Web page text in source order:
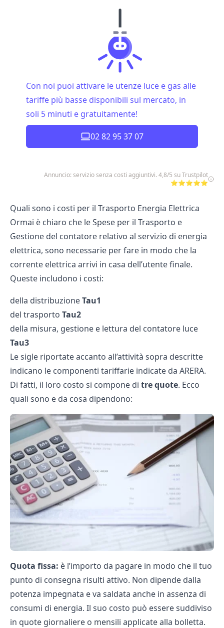
Con noi puoi attivare le utenze luce e gas alle
tariffe più basse disponibili sul mercato, in
soli 5 minuti e gratuitamente!
02 82 95 37 07
Annuncio: servizio senza costi aggiuntivi. 4,8/5 su Trustpilot
⭐⭐⭐⭐⭐
Quali sono i costi per il Trasporto Energia Elettrica
Ormai è chiaro che le Spese per il Trasporto e
Gestione del contatore relativo al servizio di energia
elettrica, sono necessarie per fare in modo che la
corrente elettrica arrivi in casa dell’utente finale.
Queste includono i costi:
della distribuzioneTau1
del trasporto Tau2
della misura, gestione e lettura del contatore luce
Tau3
Le sigle riportate accanto all’attività sopra descritte
indicano le componenti tariffarie indicate da ARERA.
Di fatti, il loro costo si compone di tre quote. Ecco
quali sono e da cosa dipendono:
Quota fissa: è l’importo da pagare in modo che il tuo
punto di consegna risulti attivo. Non dipende dalla
potenza impegnata e va saldata anche in assenza di
consumi di energia. Il suo costo può essere suddiviso
in quote giornaliere o mensili applicate alla bolletta.